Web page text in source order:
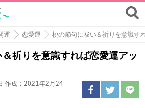
運 恋愛運 桃の節句に祓い＆祈りを意識す
祈りを意識すれば恋愛運アッ
作成：2021年2月24